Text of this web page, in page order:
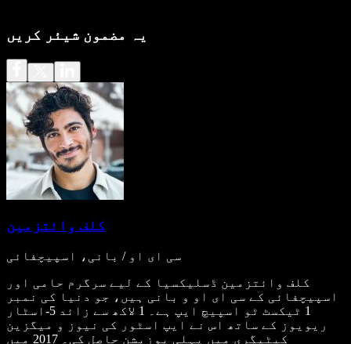
یہ مضمون شیئر کریں
کلف وائتزمین
سی ای او / بانی، اسپیچفائی
کلف وائتزمین ڈسلیکسیا کے لیے سرگرم حامی اور
اسپیچفائی کے سی ای او و بانی ہیں، جو دنیا کی نمبر
1 ٹیکسٹ ٹو اسپیچ ایپ ہے۔ 1 لاکھ سے زائد 5-اسٹار
ریویوز کے ساتھ اس نے ایپ اسٹور کی نیوز و میگزین
کیٹیگری میں پہلی پوزیشن حاصل کی۔ 2017 میں